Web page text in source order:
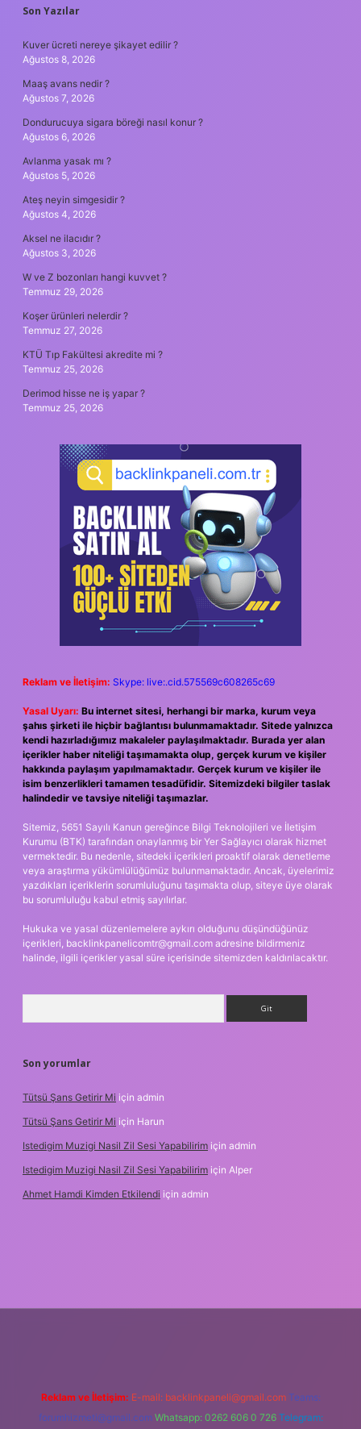
SIDEBAR
Son Yazılar
Kuver ücreti nereye şikayet edilir ?
Ağustos 8, 2026
Maaş avans nedir ?
Ağustos 7, 2026
Dondurucuya sigara böreği nasıl konur ?
Ağustos 6, 2026
Avlanma yasak mı ?
Ağustos 5, 2026
Ateş neyin simgesidir ?
Ağustos 4, 2026
Aksel ne ilacıdır ?
Ağustos 3, 2026
W ve Z bozonları hangi kuvvet ?
Temmuz 29, 2026
Koşer ürünleri nelerdir ?
Temmuz 27, 2026
KTÜ Tıp Fakültesi akredite mi ?
Temmuz 25, 2026
Derimod hisse ne iş yapar ?
Temmuz 25, 2026
Reklam ve İletişim: Skype: live:.cid.575569c608265c69
Yasal Uyarı: Bu internet sitesi, herhangi bir marka, kurum veya
şahıs şirketi ile hiçbir bağlantısı bulunmamaktadır. Sitede yalnızca
kendi hazırladığımız makaleler paylaşılmaktadır. Burada yer alan
içerikler haber niteliği taşımamakta olup, gerçek kurum ve kişiler
hakkında paylaşım yapılmamaktadır. Gerçek kurum ve kişiler ile
isim benzerlikleri tamamen tesadüfidir. Sitemizdeki bilgiler taslak
halindedir ve tavsiye niteliği taşımazlar.
Sitemiz, 5651 Sayılı Kanun gereğince Bilgi Teknolojileri ve İletişim
Kurumu (BTK) tarafından onaylanmış bir Yer Sağlayıcı olarak hizmet
vermektedir. Bu nedenle, sitedeki içerikleri proaktif olarak denetleme
veya araştırma yükümlülüğümüz bulunmamaktadır. Ancak, üyelerimiz
yazdıkları içeriklerin sorumluluğunu taşımakta olup, siteye üye olarak
bu sorumluluğu kabul etmiş sayılırlar.
Hukuka ve yasal düzenlemelere aykırı olduğunu düşündüğünüz
içerikleri, backlinkpanelicomtr@gmail.com adresine bildirmeniz
halinde, ilgili içerikler yasal süre içerisinde sitemizden kaldırılacaktır.
Son yorumlar
Tütsü Şans Getirir Mi için admin
Tütsü Şans Getirir Mi için Harun
Istedigim Muzigi Nasil Zil Sesi Yapabilirim için admin
Istedigim Muzigi Nasil Zil Sesi Yapabilirim için Alper
Ahmet Hamdi Kimden Etkilendi için admin
Reklam ve İletişim: E-mail: backlinkpaneli@gmail.com Teams:
forumhizmeti@gmail.com Whatsapp: 0262 606 0 726 Telegram: